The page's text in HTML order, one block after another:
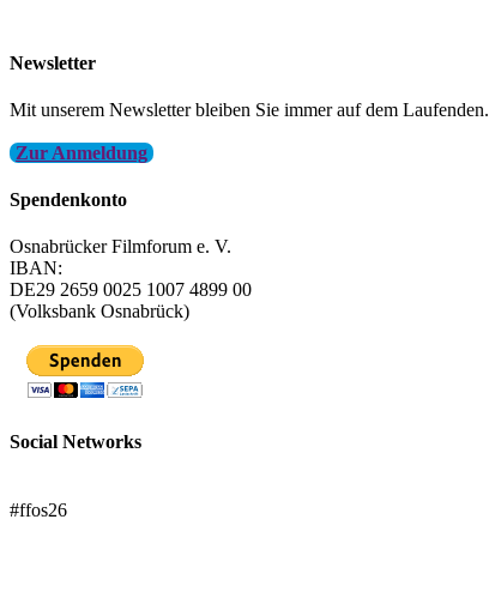
Newsletter
Mit unserem Newsletter bleiben Sie immer auf dem Laufenden.
Zur Anmeldung
Spendenkonto
Osnabrücker Filmforum e. V.
IBAN:
DE29 2659 0025 1007 4899 00
(Volksbank Osnabrück)
Social Networks
#ffos26